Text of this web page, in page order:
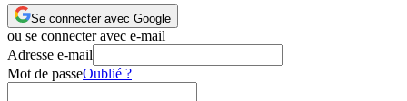
Se connecter avec Google
ou se connecter avec e-mail
Adresse e-mail
Mot de passeOublié ?